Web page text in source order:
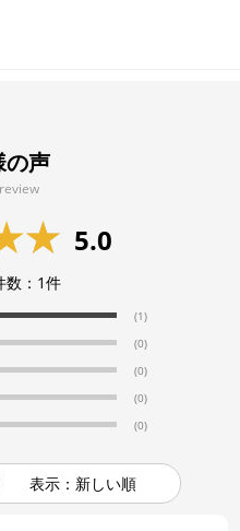
の声
review
5.0
： 1件
(1)
(0)
(0)
(0)
(0)
表示：新しい順